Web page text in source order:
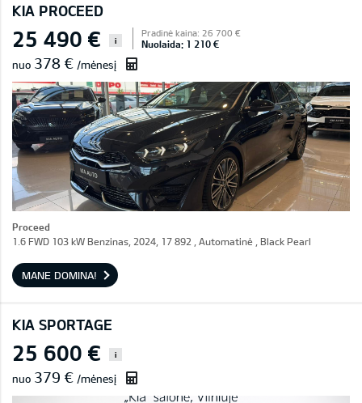
KIA PROCEED
25 490 € i
Pradinė kaina: 26 700 €
Nuolaida: 1 210 €
nuo 378 € /mėnesį
Proceed
1.6 FWD 103 kW Benzinas, 2024, 17 892 , Automatinė , Black Pearl
MANE DOMINA!
KIA SPORTAGE
25 600 € i
nuo 379 € /mėnesį